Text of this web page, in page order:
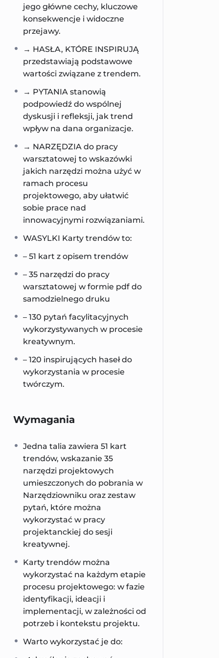
jego główne cechy, kluczowe
konsekwencje i widoczne
przejawy.
→ HASŁA, KTÓRE INSPIRUJĄ
przedstawiają podstawowe
wartości związane z trendem.
→ PYTANIA stanowią
podpowiedź do wspólnej
dyskusji i refleksji, jak trend
wpływ na dana organizacje.
→ NARZĘDZIA do pracy
warsztatowej to wskazówki
jakich narzędzi można użyć w
ramach procesu
projektowego, aby ułatwić
sobie prace nad
innowacyjnymi rozwiązaniami.
WASYLKI Karty trendów to:
– 51 kart z opisem trendów
– 35 narzędzi do pracy
warsztatowej w formie pdf do
samodzielnego druku
– 130 pytań facylitacyjnych
wykorzystywanych w procesie
kreatywnym.
– 120 inspirujących haseł do
wykorzystania w procesie
twórczym.
Wymagania
Jedna talia zawiera 51 kart
trendów, wskazanie 35
narzędzi projektowych
umieszczonych do pobrania w
Narzędziowniku oraz zestaw
pytań, które można
wykorzystać w pracy
projektanckiej do sesji
kreatywnej.
Karty trendów można
wykorzystać na każdym etapie
procesu projektowego: w fazie
identyfikacji, ideacji i
implementacji, w zależności od
potrzeb i kontekstu projektu.
Warto wykorzystać je do: